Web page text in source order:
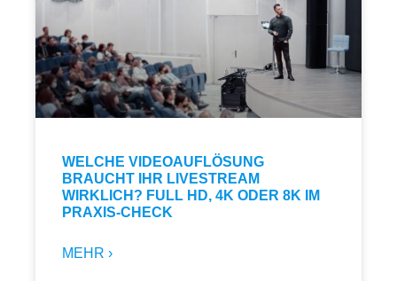
WELCHE VIDEOAUFLÖSUNG
BRAUCHT IHR LIVESTREAM
WIRKLICH? FULL HD, 4K ODER 8K IM
PRAXIS-CHECK
MEHR ›